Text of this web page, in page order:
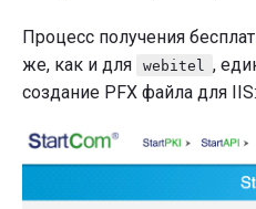
Процесс получения
же, как и для
webitel
,
создание PFX файла для IIS: